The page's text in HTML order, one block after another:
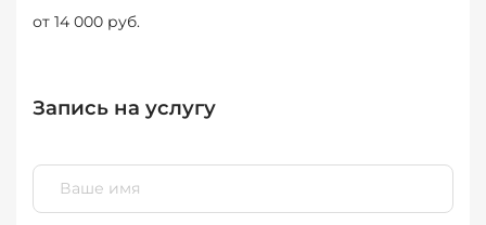
от 14 000 руб.
Запись на услугу